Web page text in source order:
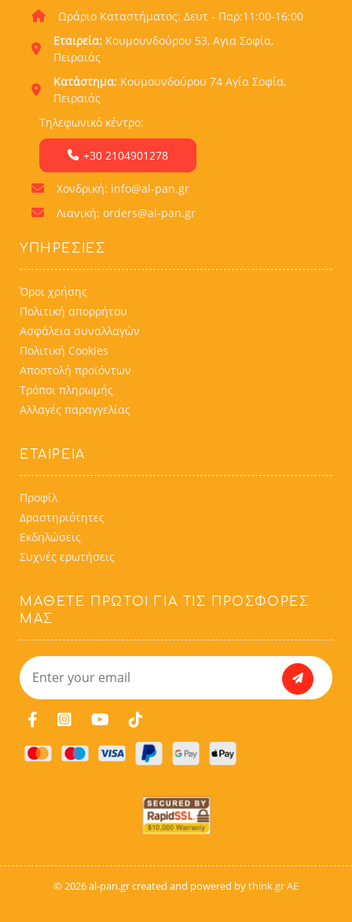
Ωράριο Καταστήματος: Δευτ - Παρ:11:00-16:00
Εταιρεία: Κουμουνδούρου 53, Αγια Σοφία,
Πειραιάς
Κατάστημα: Κουμουνδούρου 74 Αγία Σοφία,
Πειραιάς
Τηλεφωνικό κέντρο:
+30 2104901278
Χονδρική: info@al-pan.gr
Λιανική: orders@al-pan.gr
ΥΠΗΡΕΣΊΕΣ
Όροι χρήσης
Πολιτική απορρήτου
Ασφάλεια συναλλαγών
Πολιτική Cookies
Αποστολή προϊόντων
Τρόποι πληρωμής
Αλλαγές παραγγελίας
ΕΤΑΙΡΕΙΑ
Προφίλ
Δραστηριότητες
Εκδηλώσεις
Συχνές ερωτήσεις
ΜΆΘΕΤΕ ΠΡΏΤΟΙ ΓΙΑ ΤΙΣ ΠΡΟΣΦΟΡΈΣ
ΜΑΣ
© 2026 al-pan.gr created and powered bythink.gr AE